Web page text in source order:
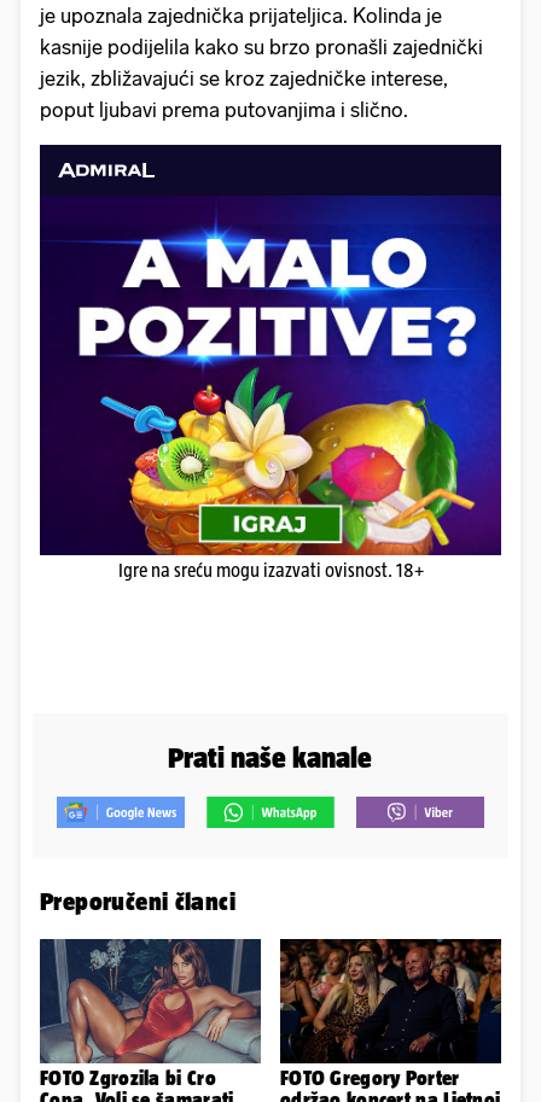
je upoznala zajednička prijateljica. Kolinda je
kasnije podijelila kako su brzo pronašli zajednički
jezik, zbližavajući se kroz zajedničke interese,
poput ljubavi prema putovanjima i slično.
Igre na sreću mogu izazvati ovisnost. 18+
Prati naše kanale
Preporučeni članci
FOTO Zgrozila bi Cro
FOTO Gregory Porter